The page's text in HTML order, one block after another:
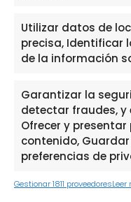
Utilizar datos de
precisa, Identificar
de la información
Garantizar la
detectar fraudes, y
Ofrecer y
contenido,
preferencias de
Gestionar 1811 proveedores
Contacto
WhatsApp